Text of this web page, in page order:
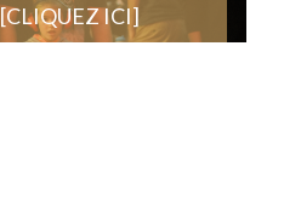
[CLIQUEZ ICI]